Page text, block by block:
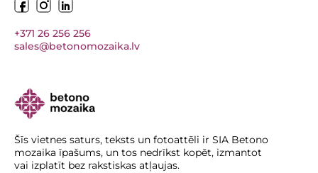
+371 26 256 256
sales@betonomozaika.lv
Šīs vietnes saturs, teksts un fotoattēli ir SIA Betono
mozaika īpašums, un tos nedrīkst kopēt, izmantot
vai izplatīt bez rakstiskas atļaujas.